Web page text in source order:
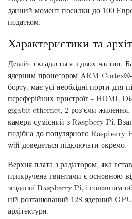
данний момент посилки до 100
податком.
Характеристики та
Девайс складається з двох частин.
ядерним процесором ARM
борту, має усі необхідні порти для
переферійних пристроїв - HDMI,
gigabit ethernet, 2 роз’єми жилення,
камери сумісний з Raspbery Pi.
подібна до популярного Raspberry
wifi доведеться підключати окремо.
Верхня плата з радіатором, яка
прикручена гвинтами є основною
згаданої Raspberry Pi, і головним
ній розташований 128 ядерний
архітектури.